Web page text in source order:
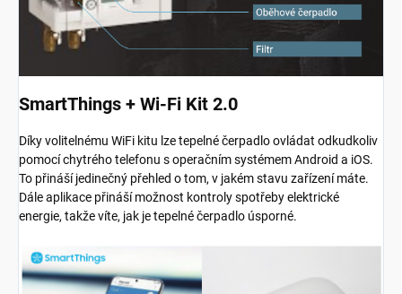
SmartThings + Wi-Fi Kit 2.0
Díky volitelnému WiFi kitu lze tepelné čerpadlo ovládat odkudkoliv
pomocí chytrého telefonu s operačním systémem Android a iOS.
To přináší jedinečný přehled o tom, v jakém stavu zařízení máte.
Dále aplikace přináší možnost kontroly spotřeby elektrické
energie, takže víte, jak je tepelné čerpadlo úsporné.